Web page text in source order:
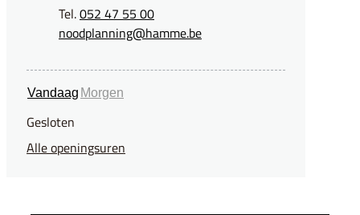
052 47 55 00
E-mailnoodplanning@hamme.be
Vandaag Morgen
Gesloten
Alle openingsuren